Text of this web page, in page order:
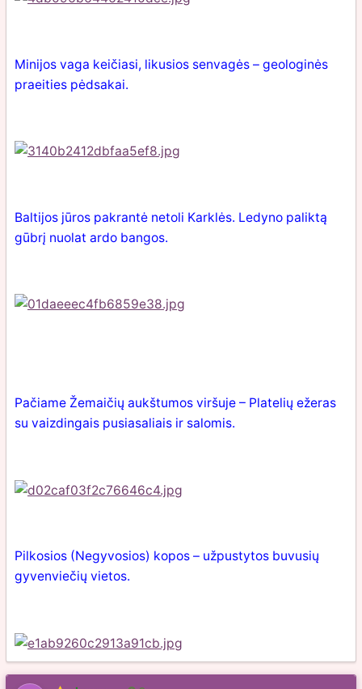
Minijos vaga keičiasi, likusios senvagės – geologinės
praeities pėdsakai.
Baltijos jūros pakrantė netoli Karklės. Ledyno paliktą
gūbrį nuolat ardo bangos.
Pačiame Žemaičių aukštumos viršuje – Platelių ežeras
su vaizdingais pusiasaliais ir salomis.
Pilkosios (Negyvosios) kopos – užpustytos buvusių
gyvenviečių vietos.